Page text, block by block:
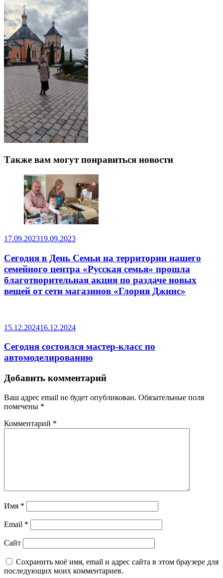
Также вам могут понравиться новости
17.09.202319.09.2023
Сегодня в День Семьи на территории нашего
семейного центра «Русская семья» прошла
благотворительная акция по раздаче новых
вещей от сети магазинов «Глория Джинс»
15.12.202416.12.2024
Сегодня состоялся мастер-класс по
автомоделированию
Добавить комментарий
Ваш адрес email не будет опубликован. Обязательные поля
помечены *
Комментарий *
Имя *
Email *
Сайт
Сохранить моё имя, email и адрес сайта в этом браузере для
последующих моих комментариев.